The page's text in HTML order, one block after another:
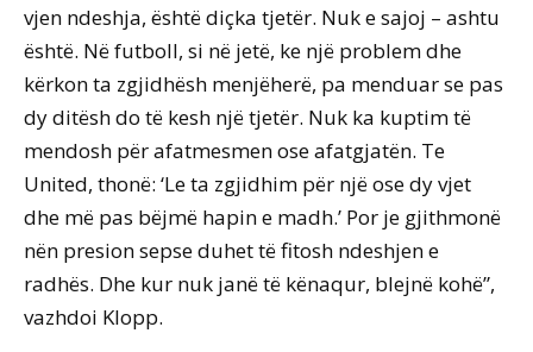
vjen ndeshja, është diçka tjetër. Nuk e sajoj – ashtu
është. Në futboll, si në jetë, ke një problem dhe
kërkon ta zgjidhësh menjëherë, pa menduar se pas
dy ditësh do të kesh një tjetër. Nuk ka kuptim të
mendosh për afatmesmen ose afatgjatën. Te
United, thonë: ‘Le ta zgjidhim për një ose dy vjet
dhe më pas bëjmë hapin e madh.’ Por je gjithmonë
nën presion sepse duhet të fitosh ndeshjen e
radhës. Dhe kur nuk janë të kënaqur, blejnë kohë”,
vazhdoi Klopp.